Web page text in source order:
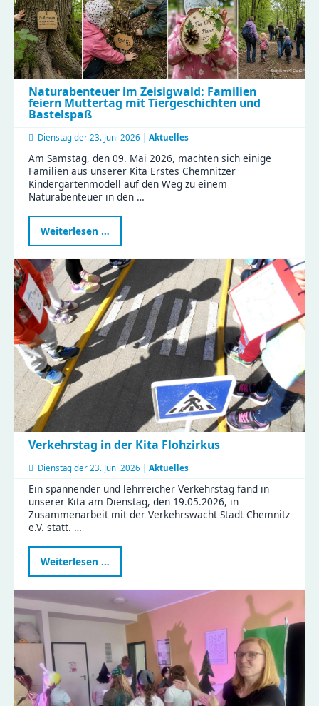
Naturabenteuer im Zeisigwald: Familien
feiern Muttertag mit Tiergeschichten und
Bastelspaß
Dienstag der 23. Juni 2026 | Aktuelles
Am Samstag, den 09. Mai 2026, machten sich einige
Familien aus unserer Kita Erstes Chemnitzer
Kindergartenmodell auf den Weg zu einem
Naturabenteuer in den …
Weiterlesen …
im
Familien
feiern
Muttertag
mit
Tiergeschichten
und
Bastelspaß
Verkehrstag in der Kita Flohzirkus
Dienstag der 23. Juni 2026 | Aktuelles
Ein spannender und lehrreicher Verkehrstag fand in
unserer Kita am Dienstag, den 19.05.2026, in
Zusammenarbeit mit der Verkehrswacht Stadt Chemnitz
e.V. statt. …
Weiterlesen …
in
der
Kita
Flohzirkus